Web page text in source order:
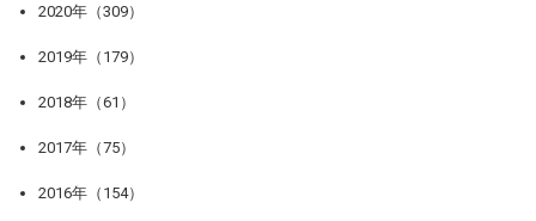
2020年（309）
2019年（179）
2018年（61）
2017年（75）
2016年（154）